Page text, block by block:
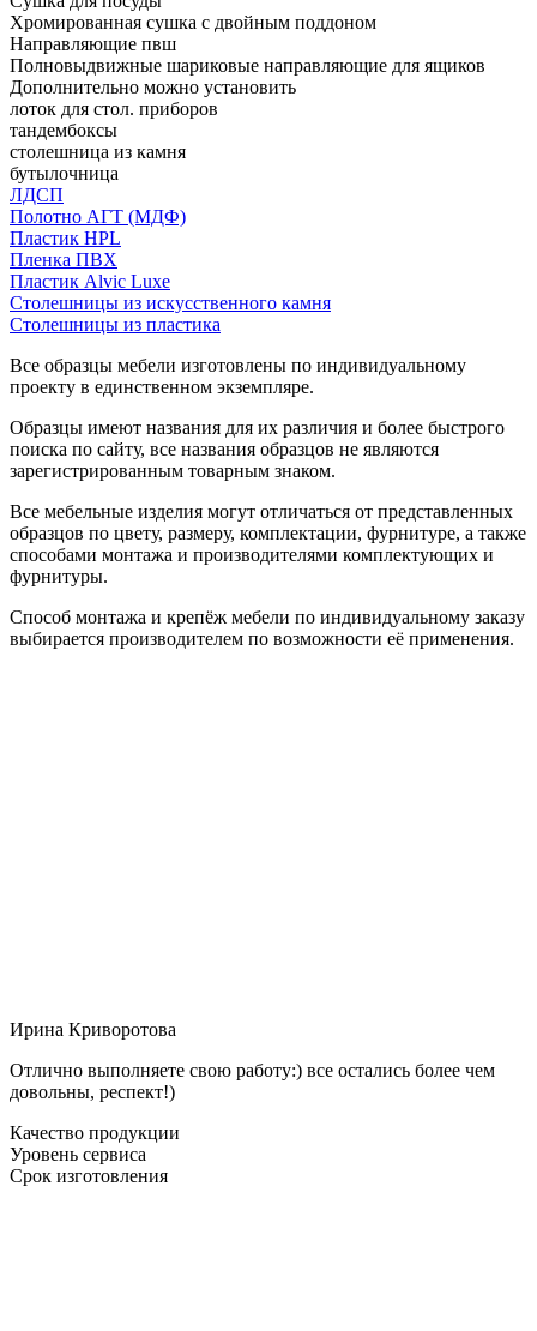
Хромированная сушка с двойным поддоном
Направляющие пвш
Полновыдвижные шариковые направляющие для ящиков
Дополнительно можно установить
лоток для стол. приборов
тандембоксы
столешница из камня
бутылочница
ЛДСП
Полотно АГТ (МДФ)
Пластик HPL
Пленка ПВХ
Пластик Alvic Luxe
Столешницы из искусственного камня
Столешницы из пластика
Все образцы мебели изготовлены по индивидуальному
проекту в единственном экземпляре.
Образцы имеют названия для их различия и более быстрого
поиска по сайту, все названия образцов не являются
зарегистрированным товарным знаком.
Все мебельные изделия могут отличаться от представленных
образцов по цвету, размеру, комплектации, фурнитуре, а также
способами монтажа и производителями комплектующих и
фурнитуры.
Способ монтажа и крепёж мебели по индивидуальному заказу
выбирается производителем по возможности её применения.
Ирина Криворотова
Отлично выполняете свою работу:) все остались более чем
довольны, респект!)
Качество продукции
Уровень сервиса
Срок изготовления